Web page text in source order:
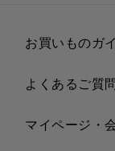
お買いものガイド
よくあるご質問
マイページ・会